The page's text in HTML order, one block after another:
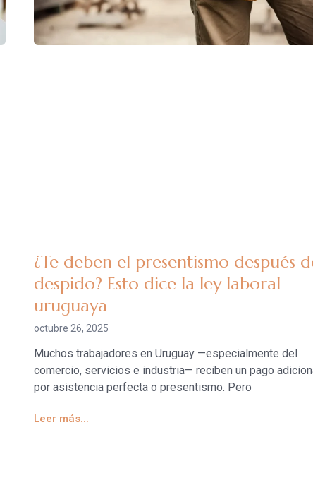
¿Te deben el presentismo después
despido? Esto dice la ley laboral
uruguaya
octubre 26, 2025
Muchos trabajadores en Uruguay —especialmente del
comercio, servicios e industria— reciben un pago
por asistencia perfecta o presentismo. Pero
Leer más...